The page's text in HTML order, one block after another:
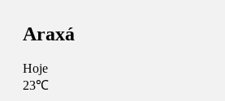
Araxá
Hoje
23℃